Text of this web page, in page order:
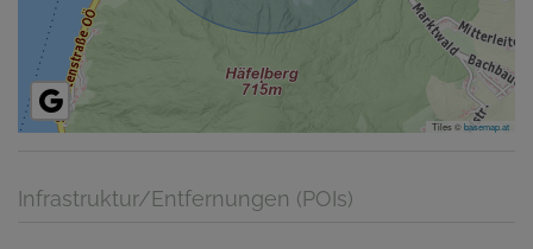
Tiles ©basemap.at
Infrastruktur/Entfernungen (POIs)